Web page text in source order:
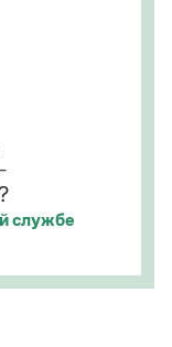
службе